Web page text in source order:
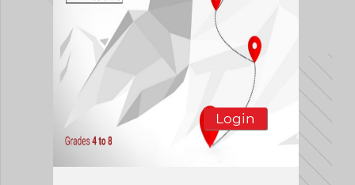
Login